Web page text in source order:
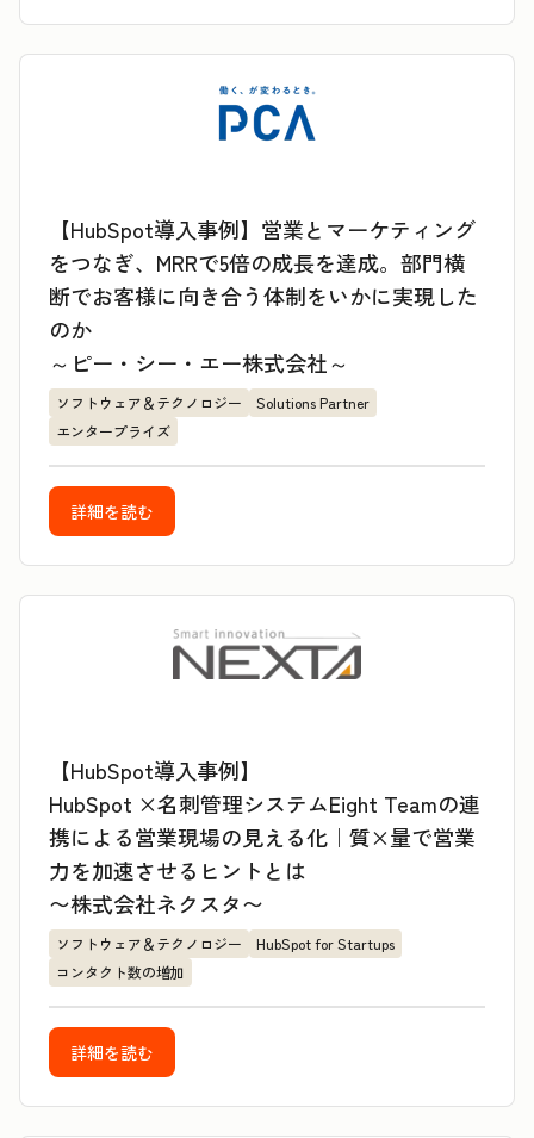
【HubSpot導入事例】営業とマーケティング
をつなぎ、MRRで5倍の成長を達成。部門横
断でお客様に向き合う体制をいかに実現した
のか
～ピー・シー・エー株式会社～
ソフトウェア＆テクノロジー
Solutions Partner
エンタープライズ
詳細を読む
【HubSpot導入事例】
HubSpot ×名刺管理システムEight Teamの連
携による営業現場の見える化｜質×量で営業
力を加速させるヒントとは
〜株式会社ネクスタ〜
ソフトウェア＆テクノロジー
HubSpot for Startups
コンタクト数の増加
詳細を読む